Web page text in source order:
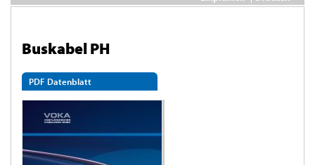
Buskabel PH
PDF Datenblatt